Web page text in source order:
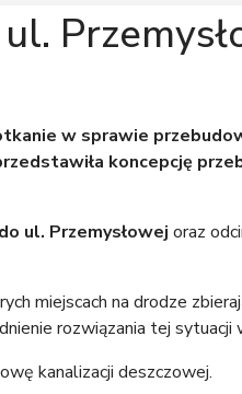
w sprawie
koncepcję
ul. Przemysłowej oraz
miejscach na drodze
rozwiązania tej sytuacji
kanalizacji deszczowej.